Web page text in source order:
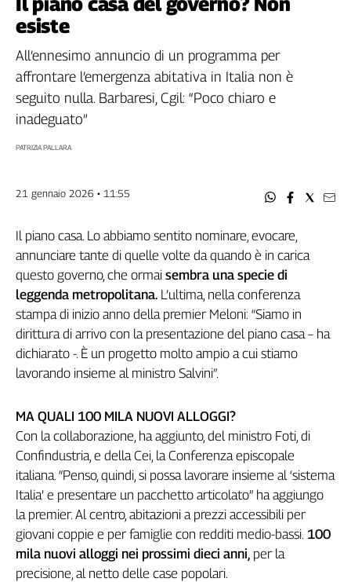
Filcams
Filctem
Fillea
Filt
Fisac
Flc
Nidil
Spi
Inca
Caaf
Speciali
G8
di
Genova,
della
ragione
120
anni
Cgil
Collettiva
Academy
Collettiva
Play
esiste
All’ennesimo annuncio di un programma per
affrontare l’emergenza abitativa in Italia non è
seguito nulla. Barbaresi, Cgil: “Poco chiaro e
inadeguato”
PATRIZIA PALLARA
21 gennaio 2026 • 11:55
Il piano casa. Lo abbiamo sentito nominare, evocare,
annunciare tante di quelle volte da quando è in carica
questo governo, che ormai sembra una specie di
leggenda metropolitana. L’ultima, nella conferenza
stampa di inizio anno della premier Meloni: “Siamo in
dirittura di arrivo con la presentazione del piano casa – ha
dichiarato -. È un progetto molto ampio a cui stiamo
lavorando insieme al ministro Salvini”.
MA QUALI 100 MILA NUOVI ALLOGGI?
Con la collaborazione, ha aggiunto, del ministro Foti, di
Confindustria, e della Cei, la Conferenza episcopale
italiana. “Penso, quindi, si possa lavorare insieme al ‘sistema
Italia’ e presentare un pacchetto articolato” ha aggiungo
la premier. Al centro, abitazioni a prezzi accessibili per
giovani coppie e per famiglie con redditi medio-bassi. 100
mila nuovi alloggi nei prossimi dieci anni, per la
precisione, al netto delle case popolari.